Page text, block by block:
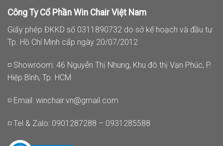
Công Ty Cổ Phần Win Chair Việt Nam
Giấy phép ĐKKD số 0311890732 do sở kế hoạch và đầu tư
Tp. Hồ Chí Minh cấp ngày 20/07/2012
◽ Showroom: 46 Nguyễn Thị Nhung, Khu đô thị Vạn Phúc, P.
Hiệp Bình, Tp. HCM
◽ Email: winchair.vn@gmail.com
◽ Tel & Zalo: 0901287288 – 0931285588